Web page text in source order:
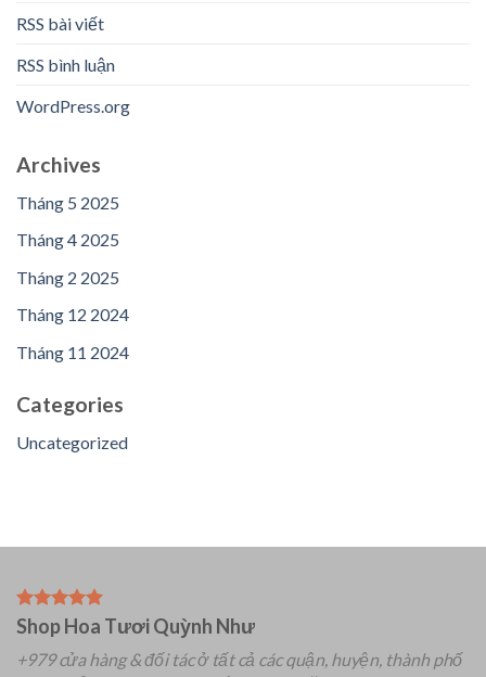
RSS bài viết
RSS bình luận
WordPress.org
Archives
Tháng 5 2025
Tháng 4 2025
Tháng 2 2025
Tháng 12 2024
Tháng 11 2024
Categories
Uncategorized
Shop Hoa Tươi Quỳnh Như
+979 cửa hàng & đối tác ở tất cả các quận, huyện, thành phố